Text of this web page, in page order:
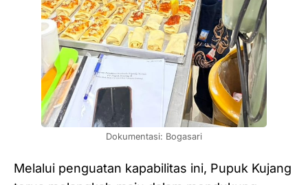
Dokumentasi: Bogasari
Melalui penguatan kapabilitas ini, Pupuk Kujang